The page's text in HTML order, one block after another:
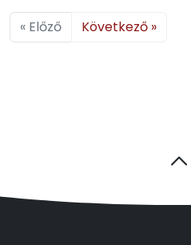
« Előző Következő »